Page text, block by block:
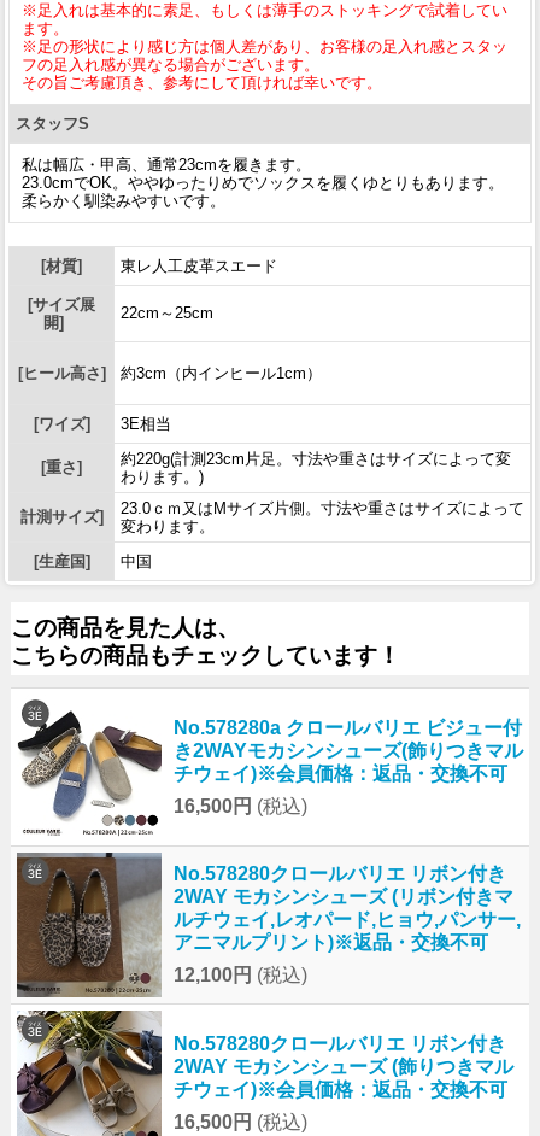
※足入れは基本的に素足、もしくは薄手のストッキングで試着してい
ます。
※足の形状により感じ方は個人差があり、お客様の足入れ感とスタッ
フの足入れ感が異なる場合がございます。
その旨ご考慮頂き、参考にして頂ければ幸いです。
スタッフS
私は幅広・甲高、通常23cmを履きます。
23.0cmでOK。ややゆったりめでソックスを履くゆとりもあります。
柔らかく馴染みやすいです。
[材質] 東レ人工皮革スエード
[サイズ展
開]
22cm～25cm
[ヒール高さ] 約3cm（内インヒール1cm）
[ワイズ] 3E相当
[重さ]
約220g(計測23cm片足。寸法や重さはサイズによって変
わります。)
計測サイズ]
23.0ｃｍ又はMサイズ片側。寸法や重さはサイズによって
変わります。
[生産国]
中国
この商品を見た人は、
こちらの商品もチェックしています！
No.578280a クロールバリエ ビジュー付
き2WAYモカシンシューズ(飾りつきマル
チウェイ)※会員価格：返品・交換不可
16,500円 (税込)
No.578280クロールバリエ リボン付き
2WAY モカシンシューズ (リボン付きマ
ルチウェイ,レオパード,ヒョウ,パンサー,
アニマルプリント)※返品・交換不可
12,100円 (税込)
No.578280クロールバリエ リボン付き
2WAY モカシンシューズ (飾りつきマル
チウェイ)※会員価格：返品・交換不可
16,500円 (税込)